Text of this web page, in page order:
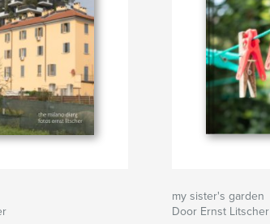
my sister's garden
Door Ernst Litscher